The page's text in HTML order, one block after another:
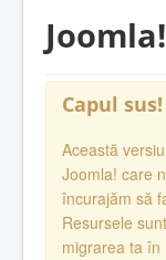
Capul sus!
Această
Joomla! care
încurajăm să
Resursele
migrarea ta în